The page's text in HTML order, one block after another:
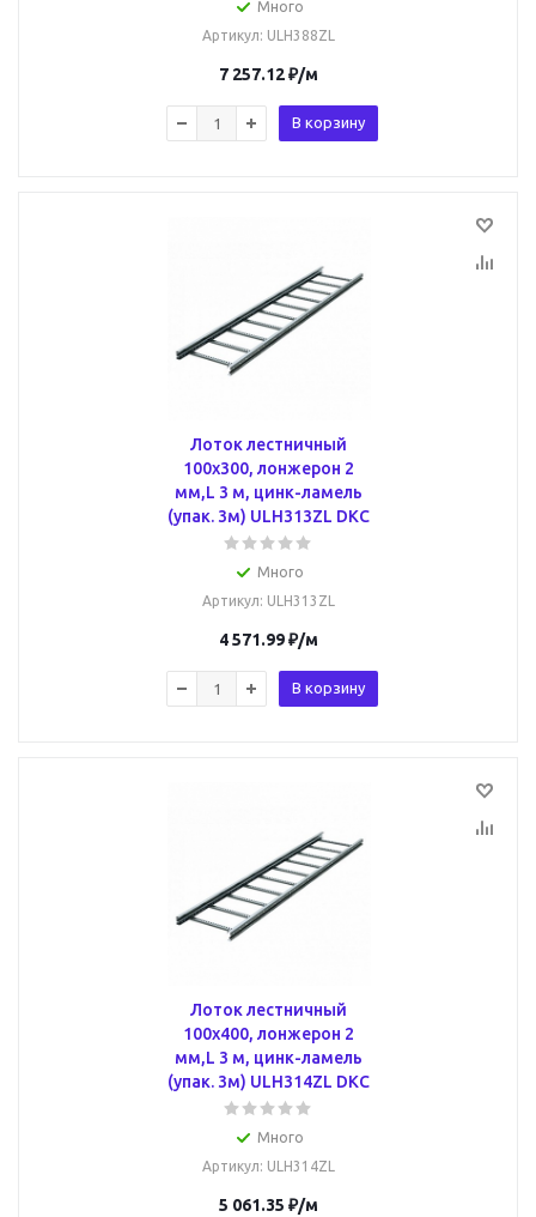
Много
Артикул: ULH388ZL
7 257.12₽/м
В корзину
Лоток лестничный
100х300, лонжерон 2
мм,L 3 м, цинк-ламель
(упак. 3м) ULH313ZL DKC
Много
Артикул: ULH313ZL
4 571.99₽/м
В корзину
Лоток лестничный
100х400, лонжерон 2
мм,L 3 м, цинк-ламель
(упак. 3м) ULH314ZL DKC
Много
Артикул: ULH314ZL
5 061.35 ₽/м